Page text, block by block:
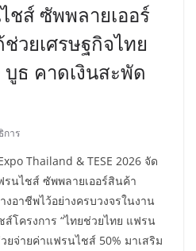
ส์ ซัพพลายเออร์
วยเศรษฐกิจไทย
ธ คาดเงินสะพัด
การ
Thailand & TESE 2026 จัด
นไชส์ ซัพพลายเออร์สินค้า
อาชีพไว้อย่างครบวงจรในงาน
โครงการ “ไทยช่วยไทย แฟรน
ยจ่ายค่าแฟรนไชส์ 50% มาเสริม